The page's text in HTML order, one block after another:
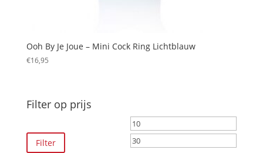
Ooh By Je Joue – Mini Cock Ring Lichtblauw
€16,95
Filter op prijs
Min.
prijs
Filter